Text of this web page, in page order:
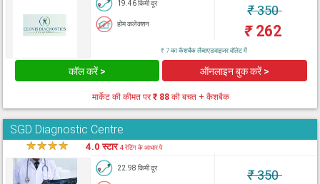
19.46 किमी दूर
होम कलेक्शन
₹350
₹262
₹ 7 का कैशबैक लैब्सएडवाइजर वॉलेट में
कॉल करें > ऑनलाइन बुक करें >
मार्केट की कीमत पर₹ 88 की बचत + कैशबैक
SGD Diagnostic Centre
★★★★ 4.0 स्टार4 रेटिंग के आधार पे
22.98 किमी दूर ₹350